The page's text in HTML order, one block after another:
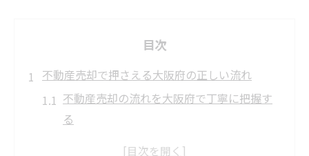
目次
不動産売却で押さえる大阪府の正しい流れ
不動産売却の流れを大阪府で丁寧に把握す
る
大阪府における不動産売却の事前準備の重